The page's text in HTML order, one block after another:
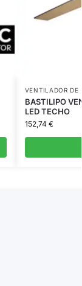
VENTILADOR DE
BASTILIPO
LED TECHO
152,74 €